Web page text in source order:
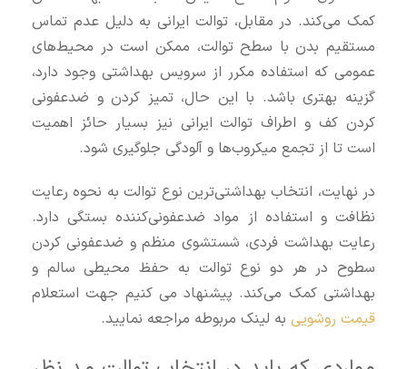
کمک می‌کند. در مقابل، توالت ایرانی به دلیل عدم تماس
مستقیم بدن با سطح توالت، ممکن است در محیط‌های
عمومی که استفاده مکرر از سرویس بهداشتی وجود دارد،
گزینه بهتری باشد. با این حال، تمیز کردن و ضدعفونی
کردن کف و اطراف توالت ایرانی نیز بسیار حائز اهمیت
است تا از تجمع میکروب‌ها و آلودگی جلوگیری شود.
در نهایت، انتخاب بهداشتی‌ترین نوع توالت به نحوه رعایت
نظافت و استفاده از مواد ضدعفونی‌کننده بستگی دارد.
رعایت بهداشت فردی، شستشوی منظم و ضدعفونی کردن
سطوح در هر دو نوع توالت به حفظ محیطی سالم و
بهداشتی کمک می‌کند. پیشنهاد می کنیم جهت استعلام
قیمت روشویی به لینک مربوطه مراجعه نمایید.